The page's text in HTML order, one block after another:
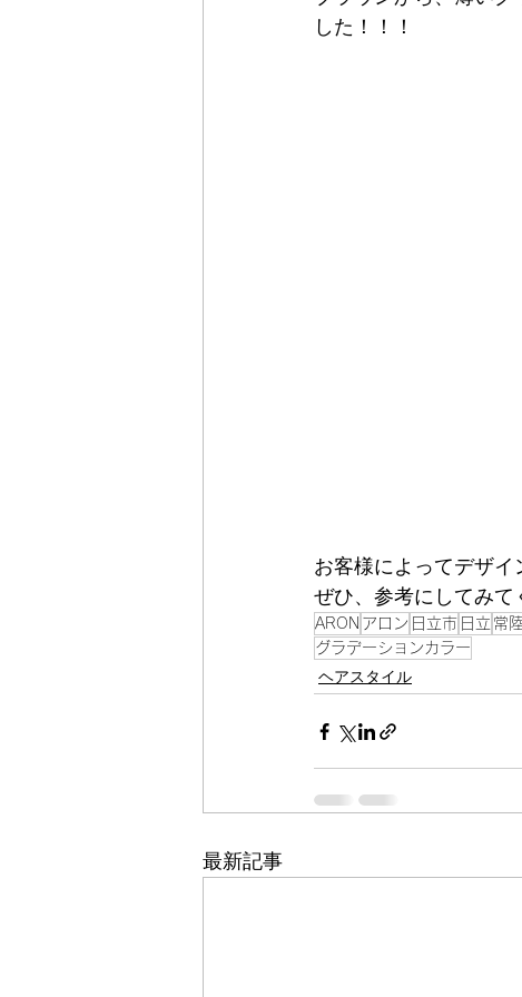
した！！！
お客様によってデザイ
ぜひ、参考にしてみて
ARON アロン 日立市 日立 常
グラデーションカラー
ヘアスタイル
最新記事